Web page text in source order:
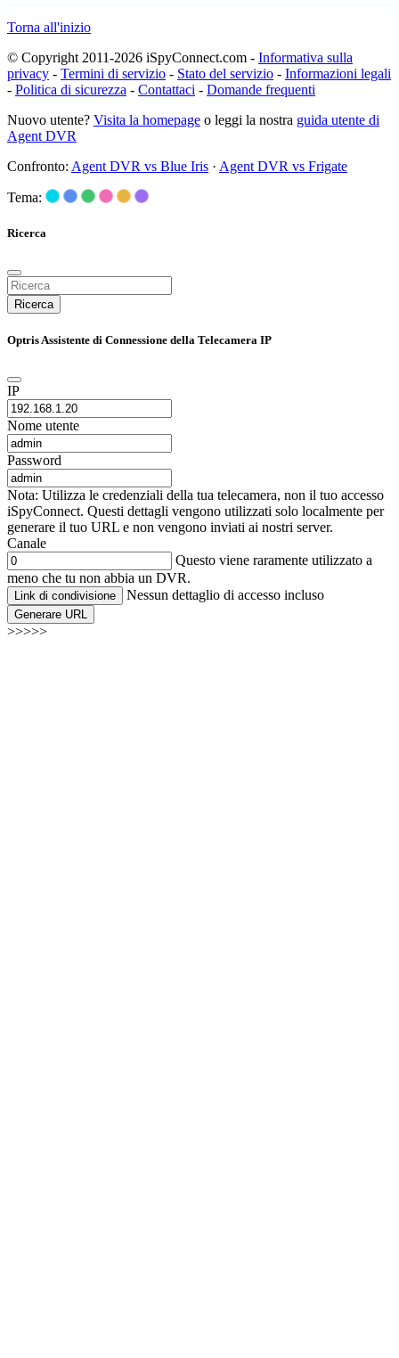
Torna all'inizio
© Copyright 2011-2026 iSpyConnect.com - Informativa sulla
privacy - Termini di servizio - Stato del servizio - Informazioni legali
- Politica di sicurezza - Contattaci - Domande frequenti
Nuovo utente? Visita la homepage o leggi la nostra guida utente di
Agent DVR
Confronto: Agent DVR vs Blue Iris · Agent DVR vs Frigate
Tema:
Ricerca
Ricerca
Optris Assistente di Connessione della Telecamera IP
IP
Nome utente
Password
Nota: Utilizza le credenziali della tua telecamera, non il tuo accesso
iSpyConnect. Questi dettagli vengono utilizzati solo localmente per
generare il tuo URL e non vengono inviati ai nostri server.
Canale
Questo viene raramente utilizzato a
meno che tu non abbia un DVR.
Link di condivisione Nessun dettaglio di accesso incluso
Generare URL
>>>>>